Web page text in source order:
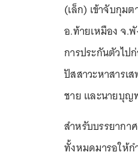
(เล็ก) เข้าจับกุม
อ.ท้ายเหมือง จ.
การประกันตัวไป
ปัสสาวะหาสารเ
ชาย และนายบุญ
สำหรับบรรยาก
ทั้งหมดมารอให้ก